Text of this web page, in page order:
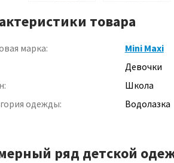
товара
марка:
Mini Maxi
Девочки
Школа
одежды:
Водолазка
ряд детской